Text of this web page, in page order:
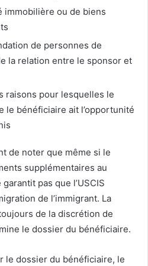
immobilière ou de biens
de personnes de
la relation entre le sponsor et
raisons pour lesquelles le
le bénéficiaire ait l’opportunité
de noter que même si le
supplémentaires au
pas que l’USCIS
de l’immigrant. La
de la discrétion de
le dossier du bénéficiaire.
le dossier du bénéficiaire, le